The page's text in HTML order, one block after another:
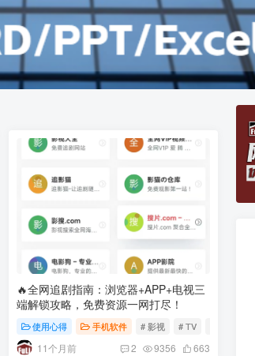
🔥全网追剧指南：浏览器+APP+电视三
端解锁攻略，免费资源一网打尽！
使用心得 手机软件 # 影视 # TV
11个月前 2 9356 663